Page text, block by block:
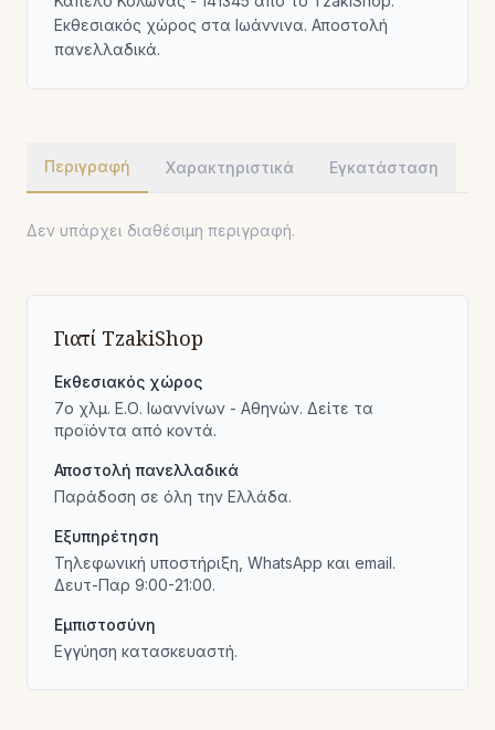
Εκθεσιακός χώρος στα Ιωάννινα. Αποστολή
πανελλαδικά.
Περιγραφή Χαρακτηριστικά Εγκατάσταση
Δεν υπάρχει διαθέσιμη περιγραφή.
Γιατί TzakiShop
Εκθεσιακός χώρος
7ο χλμ. Ε.Ο. Ιωαννίνων - Αθηνών. Δείτε τα
προϊόντα από κοντά.
Αποστολή πανελλαδικά
Παράδοση σε όλη την Ελλάδα.
Εξυπηρέτηση
Τηλεφωνική υποστήριξη, WhatsApp και email.
Δευτ-Παρ 9:00-21:00.
Εμπιστοσύνη
Εγγύηση κατασκευαστή.